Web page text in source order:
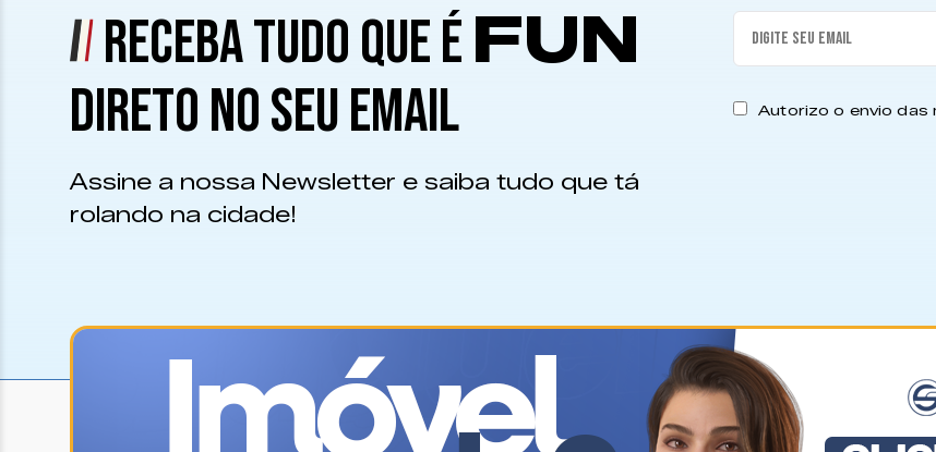
RECEBA TUDO QUE ÉFUN
DIRETO NO SEU EMAIL
Assine a nossa Newsletter e saiba tudo que tá
rolando na cidade!
Autorizo o envio das